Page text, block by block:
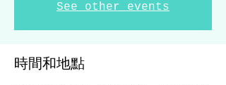
See other events
時間和地點